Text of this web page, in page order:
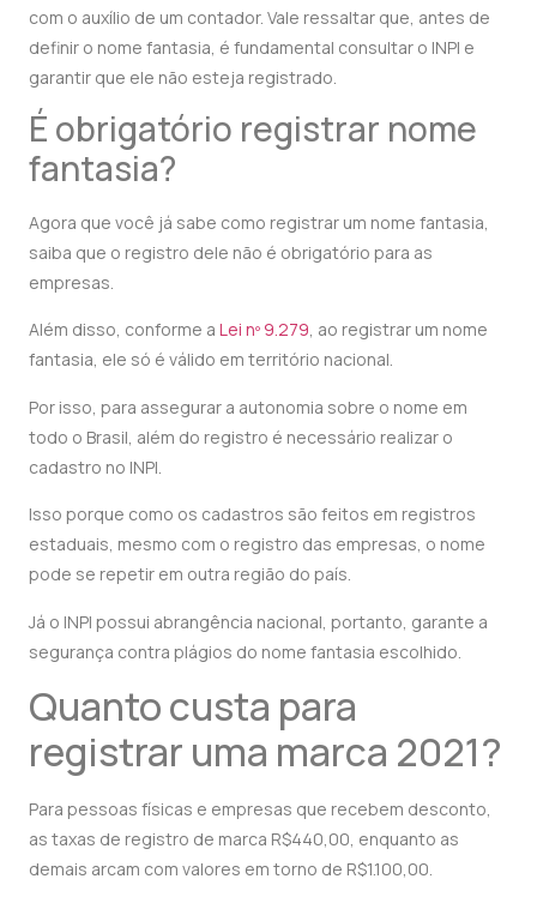
com o auxílio de um contador. Vale ressaltar que, antes de
definir o nome fantasia, é fundamental consultar o INPI e
garantir que ele não esteja registrado.
É obrigatório registrar nome
fantasia?
Agora que você já sabe como registrar um nome fantasia,
saiba que o registro dele não é obrigatório para as
empresas.
Além disso, conforme a Lei nº 9.279, ao registrar um nome
fantasia, ele só é válido em território nacional.
Por isso, para assegurar a autonomia sobre o nome em
todo o Brasil, além do registro é necessário realizar o
cadastro no INPI.
Isso porque como os cadastros são feitos em registros
estaduais, mesmo com o registro das empresas, o nome
pode se repetir em outra região do país.
Já o INPI possui abrangência nacional, portanto, garante a
segurança contra plágios do nome fantasia escolhido.
Quanto custa para
registrar uma marca 2021?
Para pessoas físicas e empresas que recebem desconto,
as taxas de registro de marca R$440,00, enquanto as
demais arcam com valores em torno de R$1.100,00.